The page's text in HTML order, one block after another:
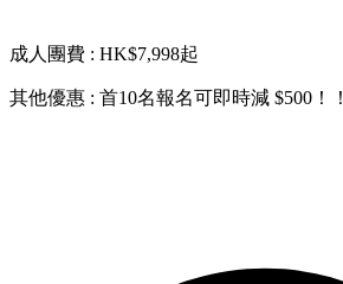
成人團費 : HK$7,998起
其他優惠 : 首10名報名可即時減 $500！！